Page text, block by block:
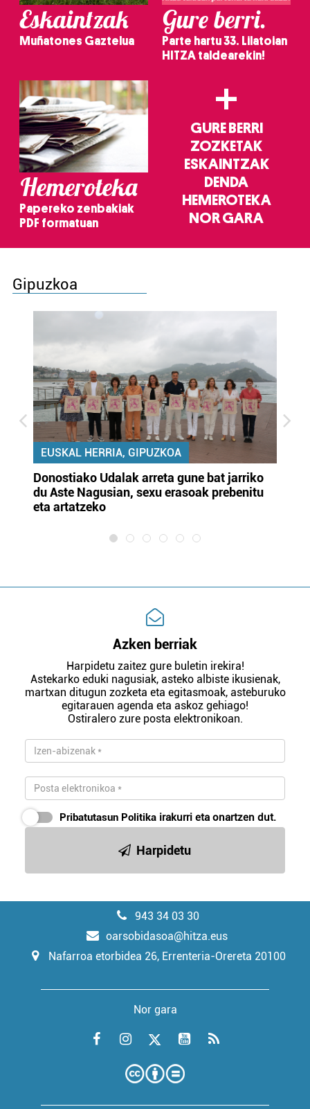
Eskaintzak
Muñatones Gaztelua
Gure berri.
Parte hartu 33. Lilatoian
HITZA taldearekin!
Hemeroteka
Papereko zenbakiak
PDF formatuan
+
GURE BERRI
ZOZKETAK
ESKAINTZAK
DENDA
HEMEROTEKA
NOR GARA
Gipuzkoa
EUSKAL HERRIA, GIPUZKOA
Donostiako Udalak arreta gune bat jarriko
du Aste Nagusian, sexu erasoak prebenitu
eta artatzeko
Azken berriak
Harpidetu zaitez gure buletin irekira!
Astekarko eduki nagusiak, asteko albiste ikusienak,
martxan ditugun zozketa eta egitasmoak, asteburuko
egitarauen agenda eta askoz gehiago!
Ostiralero zure posta elektronikoan.
Pribatutasun Politika irakurri eta onartzen dut.
Harpidetu
943 34 03 30
oarsobidasoa@hitza.eus
Nafarroa etorbidea 26, Errenteria-Orereta 20100
Nor gara